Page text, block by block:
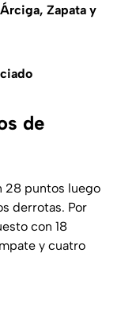
Zapata y
de
28 puntos luego
derrotas. Por
con 18
y cuatro